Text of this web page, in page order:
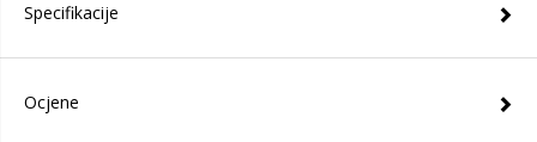
Specifikacije
Ocjene